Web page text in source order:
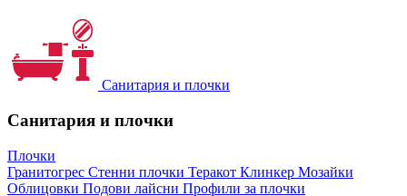
Санитария и плочки
Санитария и плочки
Плочки
Гранитогрес Стенни плочки Теракот Клинкер Мозайки
Облицовки Подови лайсни Профили за плочки